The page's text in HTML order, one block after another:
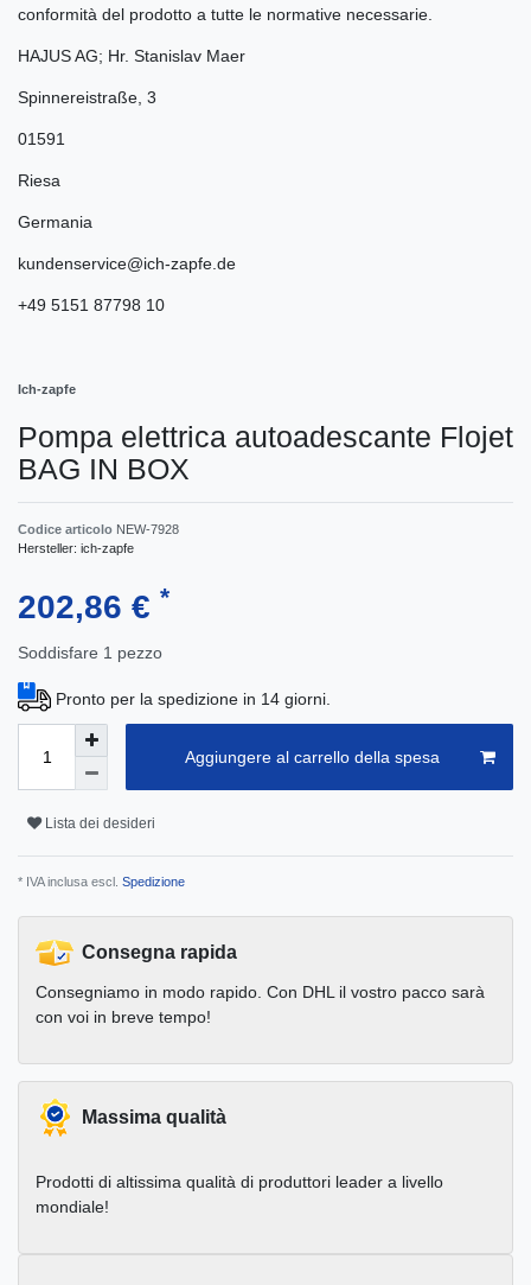
conformità del prodotto a tutte le normative necessarie.
HAJUS AG; Hr. Stanislav Maer
Spinnereistraße 3
01591
Riesa
Germania
kundenservice@ich-zapfe.de
+49 5151 87798 10
Ich-zapfe
Pompa elettrica autoadescante Flojet
BAG IN BOX
Codice articolo NEW-7928
Hersteller: ich-zapfe
202,86 € *
Soddisfare 1 pezzo
Pronto per la spedizione in 14 giorni.
Aggiungere al carrello della spesa
Lista dei desideri
* IVA inclusa escl. Spedizione
Consegna rapida
Consegniamo in modo rapido. Con DHL il vostro pacco sarà
con voi in breve tempo!
Massima qualità
Prodotti di altissima qualità di produttori leader a livello
mondiale!